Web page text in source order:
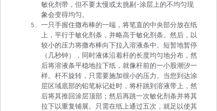
敏化剂带，但不要太慢或太挑剔-涂层上的不均匀现
象会变得均匀。
一只手握住撒布棒的一端，将笔直的中央部分放在纸
上，平行于敏化剂条，并略高于敏化剂条。然后，以
较小的压力将撒布棒向下拉入溶液条中。短暂地暂停
（几秒钟），同时液体沿着杆的长度均匀地分布，然
后将溶液条平稳地拉下纸，就像杆前的一小股潮汐一
样。杆不旋转，只需要施加很小的压力。当您到达涂
层区域底部的铅笔标记处时，将杆跳到溶液带上，然
后将其推回涂层顶部；然后再跳一次敏化剂条并将其
拉下以重复铺展。只需在纸上通过五次，就足以使其